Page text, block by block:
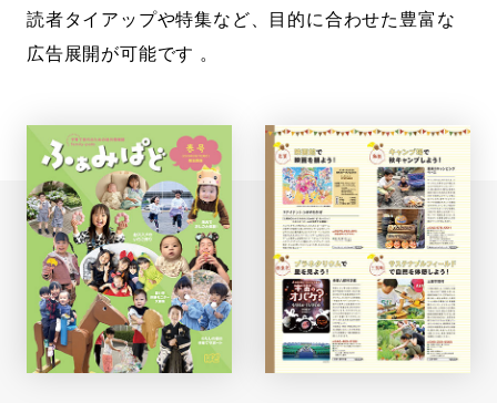
読者タイアップや特集など、目的に合わせた豊富な
広告展開が可能です 。